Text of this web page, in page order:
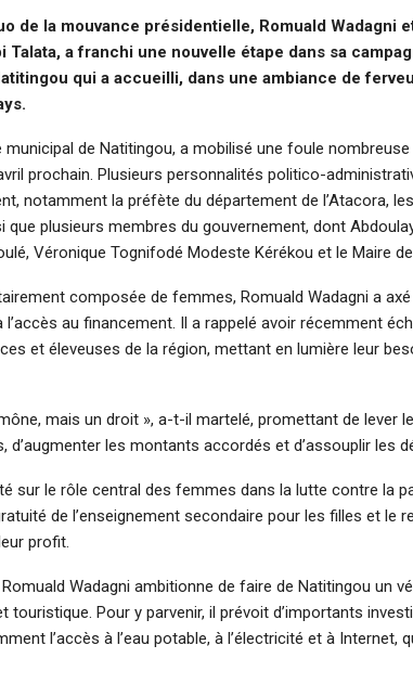
de la mouvance présidentielle, Romuald Wadagni
Talata, a franchi une nouvelle étape dans sa
qui a accueilli, dans une ambiance de
de Natitingou, a mobilisé une foule
prochain. Plusieurs personnalités politico-
notamment la préfète du département de l’Atacora,
plusieurs membres du gouvernement, dont
Véronique Tognifodé Modeste Kérékou et le Maire
composée de femmes, Romuald Wadagni a
au financement. Il a rappelé avoir récemment
et éleveuses de la région, mettant en lumière leur
mais un droit », a-t-il martelé, promettant de lever
d’augmenter les montants accordés et d’assouplir les
sur le rôle central des femmes dans la lutte contre la
de l’enseignement secondaire pour les filles et le
profit.
Wadagni ambitionne de faire de Natitingou un
touristique. Pour y parvenir, il prévoit d’importants
l’accès à l’eau potable, à l’électricité et à Internet,